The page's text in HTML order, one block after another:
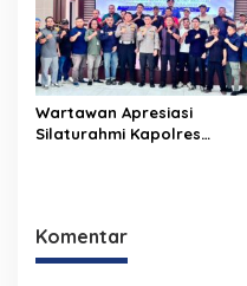
Wartawan Apresiasi
Silaturahmi Kapolres
Komentar